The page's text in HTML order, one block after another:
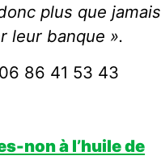
plus que jamais
leur banque ».
86 41 53 43
non à l’huile de